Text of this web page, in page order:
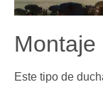
Este tipo de